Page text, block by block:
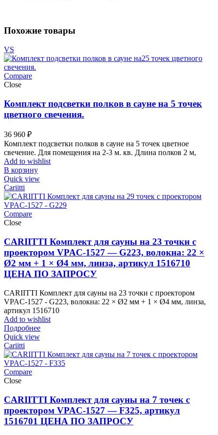
Похожие товары
VS
Compare
Close
Комплект подсветки полков в сауне на 5 точек
цветного свечения.
36 960 ₽
Комплект подсветки полков в сауне на 5 точек цветное
свечение. Для помещения на 2-3 м. кв. Длина полков 2 м,
Add to wishlist
В корзину
Quick view
Cariitti
Compare
Close
CARIITTI Комплект для сауны на 23 точки с
проектором VPAC-1527 — G223, волокна: 22 ×
Ø2 мм + 1 × Ø4 мм, линза, артикул 1516710
ЦЕНА ПО ЗАПРОСУ
CARIITTI Комплект для сауны на 23 точки с проектором
VPAC-1527 - G223, волокна: 22 × Ø2 мм + 1 × Ø4 мм, линза,
артикул 1516710
Add to wishlist
Подробнее
Quick view
Cariitti
Compare
Close
CARIITTI Комплект для сауны на 7 точек с
проектором VPAC-1527 — F325, артикул
1516701 ЦЕНА ПО ЗАПРОСУ